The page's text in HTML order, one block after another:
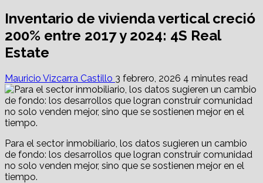
Inventario de vivienda vertical creció
200% entre 2017 y 2024: 4S Real
Estate
Mauricio Vizcarra Castillo 3 febrero, 2026 4 minutes read
Para el sector inmobiliario, los datos sugieren un cambio
de fondo: los desarrollos que logran construir comunidad
no solo venden mejor, sino que se sostienen mejor en el
tiempo.